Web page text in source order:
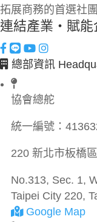
拓展商務的首選社團
連結產業・賦
總部資訊
協會總舵
統一編號：
220 新北市板橋
No.313, Sec. 1,
Taipei City 220,
Google Map